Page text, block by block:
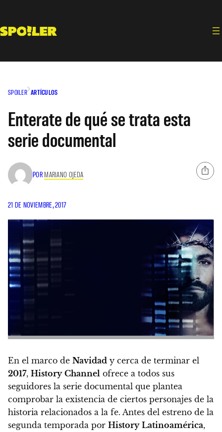
contenido
SPOILER ARTÍCULOS
Enterate de qué se trata esta
serie documental
POR MARIANO OJEDA
21 DE NOVIEMBRE, 2017
En el marco de Navidad y cerca de terminar el
2017, History Channel ofrece a todos sus
seguidores la serie documental que plantea
comprobar la existencia de ciertos personajes de la
historia relacionados a la fe. Antes del estreno de la
segunda temporada por History Latinoamérica,